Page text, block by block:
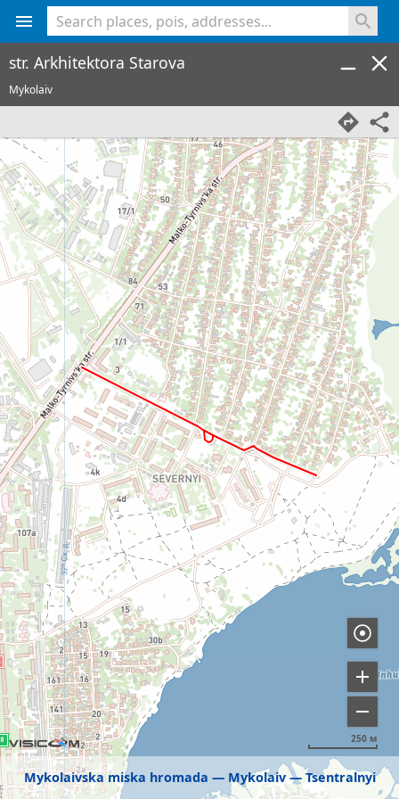
Mykolaivska miska hromada Mykolaiv Tsentralnyi
250 м
str. Arkhitektora Starova
Mykolaiv
<% console.log(hcard) %>